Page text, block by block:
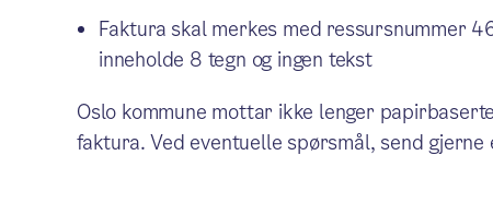
Faktura skal merkes med ressursnummer
inneholde 8 tegn og ingen tekst
Oslo kommune mottar ikke lenger
faktura. Ved eventuelle spørsmål, send gjerne